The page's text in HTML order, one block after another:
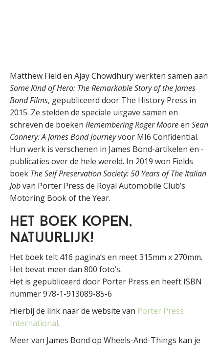
Matthew Field en Ajay Chowdhury werkten samen aan
Some Kind of Hero: The Remarkable Story of the James
Bond Films, gepubliceerd door The History Press in
2015. Ze stelden de speciale uitgave samen en
schreven de boeken Remembering Roger Mooreen Sean
Connery:A James Bond Journeyvoor MI6 Confidential.
Hun werk is verschenen in James Bond-artikelen en -
publicaties over de hele wereld. In 2019 won Fields
boek The Self Preservation Society: 50 Years of The Italian
Jobvan Porter Press de Royal Automobile Club’s
Motoring Book of the Year.
Het boek kopen,
natuurlijk!
Het boek telt 416 pagina’s en meet 315mm x 270mm.
Het bevat meer dan 800 foto’s.
Het is gepubliceerd door Porter Press en heeft ISBN
nummer 978-1-913089-85-6
Hierbij de link naar de website van Porter Press
International.
Meer van James Bond op Wheels-And-Things kan je